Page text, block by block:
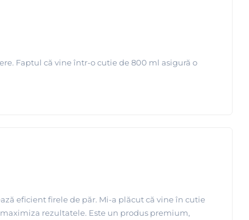
Faptul că vine într-o cutie de 800 ml asigură o
eficient firele de păr. Mi-a plăcut că vine în cutie
rezultatele. Este un produs premium,